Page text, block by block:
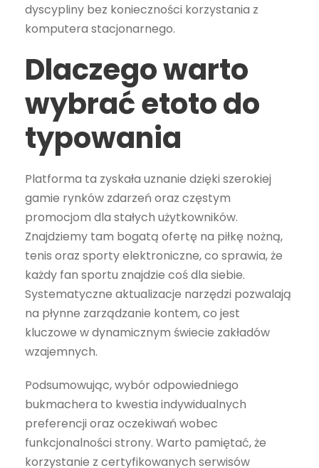
dyscypliny bez konieczności korzystania z
komputera stacjonarnego.
Dlaczego warto
wybrać etoto do
typowania
Platforma ta zyskała uznanie dzięki szerokiej
gamie rynków zdarzeń oraz częstym
promocjom dla stałych użytkowników.
Znajdziemy tam bogatą ofertę na piłkę nożną,
tenis oraz sporty elektroniczne, co sprawia, że
każdy fan sportu znajdzie coś dla siebie.
Systematyczne aktualizacje narzędzi pozwalają
na płynne zarządzanie kontem, co jest
kluczowe w dynamicznym świecie zakładów
wzajemnych.
Podsumowując, wybór odpowiedniego
bukmachera to kwestia indywidualnych
preferencji oraz oczekiwań wobec
funkcjonalności strony. Warto pamiętać, że
korzystanie z certyfikowanych serwisów